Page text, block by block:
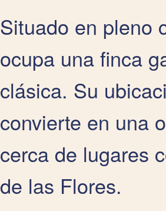
Situado en pleno
ocupa una finca
clásica. Su
convierte en una
cerca de lugares
de las Flores.